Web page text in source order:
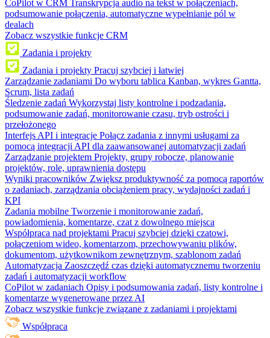
CoPilot w CRM Transkrypcja audio na tekst w połączeniach,
podsumowanie połączenia, automatyczne wypełnianie pól w
dealach
Zobacz wszystkie funkcje CRM
Zadania i projekty
Zadania i projekty Pracuj szybciej i łatwiej
Zarządzanie zadaniami Do wyboru tablica Kanban, wykres Gantta,
Scrum, lista zadań
Śledzenie zadań Wykorzystaj listy kontrolne i podzadania,
podsumowanie zadań, monitorowanie czasu, tryb ostrości i
przełożonego
Interfejs API i integracje Połącz zadania z innymi usługami za
pomocą integracji API dla zaawansowanej automatyzacji zadań
Zarządzanie projektem Projekty, grupy robocze, planowanie
projektów, role, uprawnienia dostępu
Wyniki pracowników Zwiększ produktywność za pomocą raportów
o zadaniach, zarządzania obciążeniem pracy, wydajności zadań i
KPI
Zadania mobilne Tworzenie i monitorowanie zadań,
powiadomienia, komentarze, czat z dowolnego miejsca
Współpraca nad projektami Pracuj szybciej dzięki czatowi,
połączeniom wideo, komentarzom, przechowywaniu plików,
dokumentom, użytkownikom zewnętrznym, szablonom zadań
Automatyzacja Zaoszczędź czas dzięki automatycznemu tworzeniu
zadań i automatyzacji workflow
CoPilot w zadaniach Opisy i podsumowania zadań, listy kontrolne i
komentarze wygenerowane przez AI
Zobacz wszystkie funkcje związane z zadaniami i projektami
Współpraca